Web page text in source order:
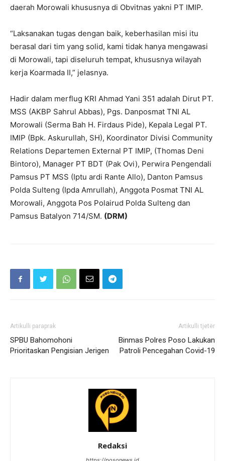
daerah Morowali khususnya di Obvitnas yakni PT IMIP.
“Laksanakan tugas dengan baik, keberhasilan misi itu
berasal dari tim yang solid, kami tidak hanya mengawasi
di Morowali, tapi diseluruh tempat, khususnya wilayah
kerja Koarmada II,” jelasnya.
Hadir dalam merflug KRI Ahmad Yani 351 adalah Dirut PT.
MSS (AKBP Sahrul Abbas), Pgs. Danposmat TNI AL
Morowali (Serma Bah H. Firdaus Pide), Kepala Legal PT.
IMIP (Bpk. Askurullah, SH), Koordinator Divisi Community
Relations Departemen External PT IMIP, (Thomas Deni
Bintoro), Manager PT BDT (Pak Ovi), Perwira Pengendali
Pamsus PT MSS (Iptu ardi Rante Allo), Danton Pamsus
Polda Sulteng (Ipda Amrullah), Anggota Posmat TNI AL
Morowali, Anggota Pos Polairud Polda Sulteng dan
Pamsus Batalyon 714/SM. (DRM)
Artikulli paraprak
SPBU Bahomohoni
Prioritaskan Pengisian Jerigen
Artikulli tjetër
Binmas Polres Poso Lakukan
Patroli Pencegahan Covid-19
Redaksi